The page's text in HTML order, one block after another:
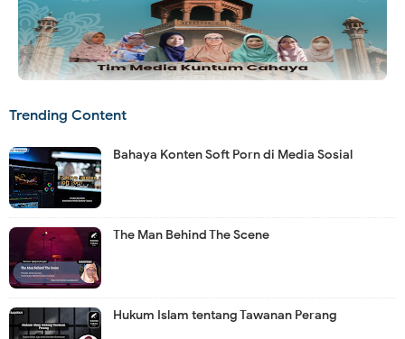
Trending Content
Bahaya Konten Soft Porn di Media Sosial
The Man Behind The Scene
Hukum Islam tentang Tawanan Perang